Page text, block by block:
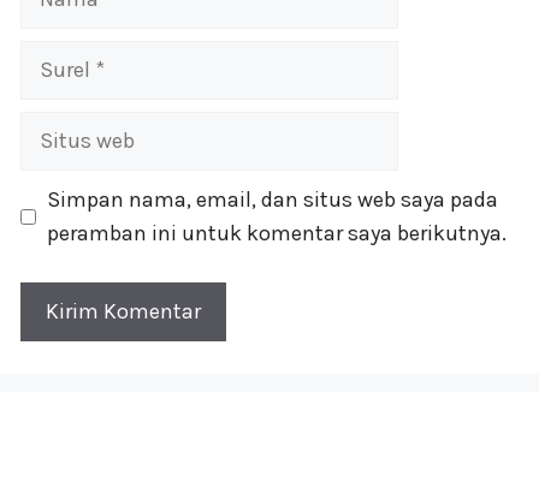
Surel
Situs
Simpan nama, email, dan situs web saya pada
peramban ini untuk komentar saya berikutnya.